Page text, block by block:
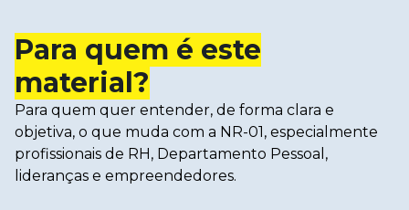
Para quem é este
material?
Para quem quer entender, de forma clara e
objetiva, o que muda com a NR-01, especialmente
profissionais de RH, Departamento Pessoal,
lideranças e empreendedores.